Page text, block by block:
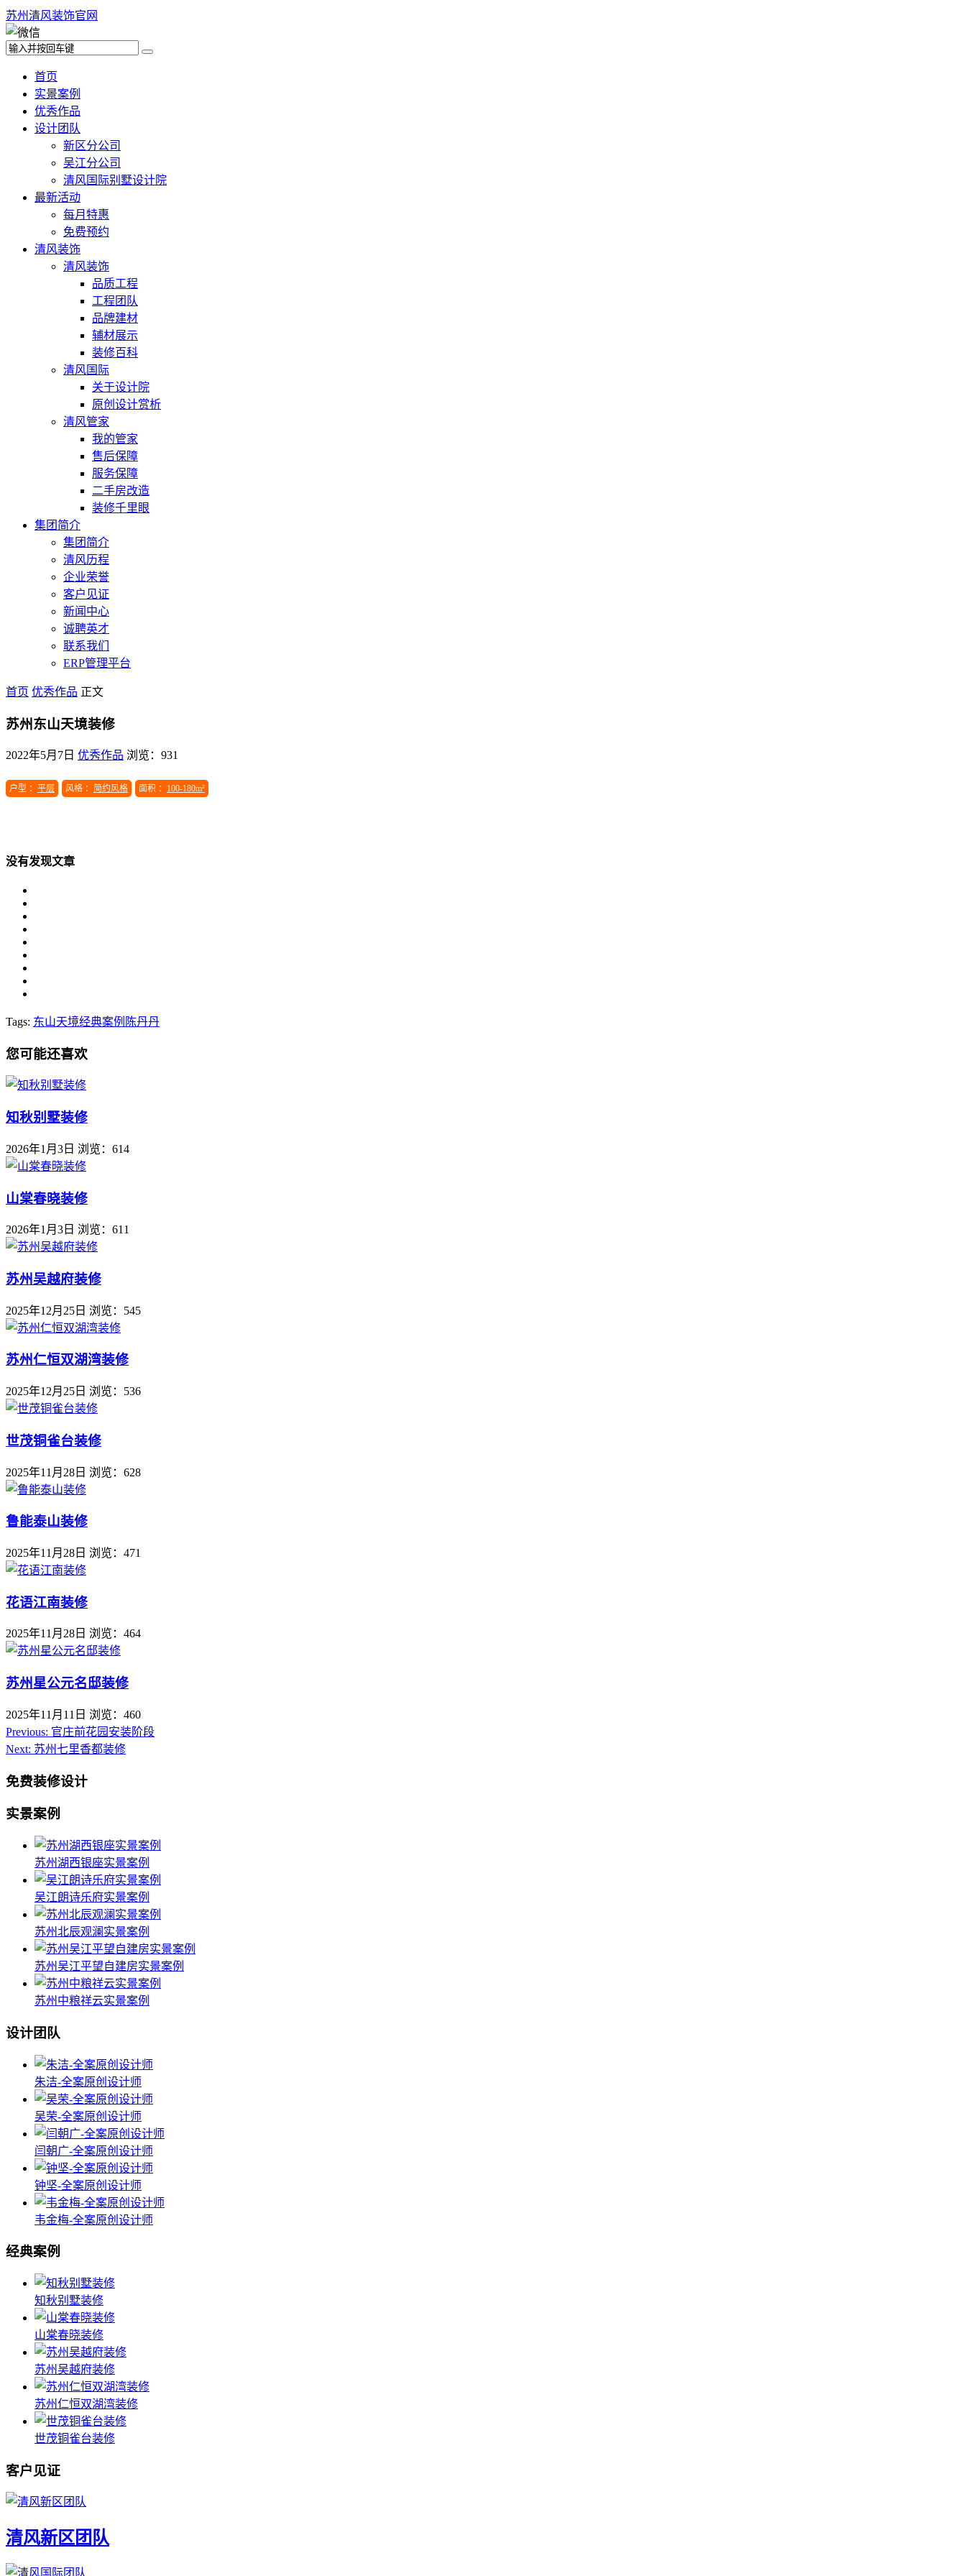
苏州清风装饰官网
首页
实景案例
优秀作品
设计团队
新区分公司
吴江分公司
清风国际别墅设计院
最新活动
每月特惠
免费预约
清风装饰
清风装饰
品质工程
工程团队
品牌建材
辅材展示
装修百科
清风国际
关于设计院
原创设计赏析
清风管家
我的管家
售后保障
服务保障
二手房改造
装修千里眼
集团简介
集团简介
清风历程
企业荣誉
客户见证
新闻中心
诚聘英才
联系我们
ERP管理平台
首页 优秀作品 正文
苏州东山天境装修
2022年5月7日 优秀作品 浏览：931
户型 ： 平层 风格 ： 简约风格 面积 ： 100-180m²
没有发现文章
Tags: 东山天境经典案例 陈丹丹
您可能还喜欢
知秋别墅装修
2026年1月3日 浏览：614
山棠春晓装修
2026年1月3日 浏览：611
苏州吴越府装修
2025年12月25日 浏览：545
苏州仁恒双湖湾装修
2025年12月25日 浏览：536
世茂铜雀台装修
2025年11月28日 浏览：628
鲁能泰山装修
2025年11月28日 浏览：471
花语江南装修
2025年11月28日 浏览：464
苏州星公元名邸装修
2025年11月11日 浏览：460
Previous: 官庄前花园安装阶段
Next: 苏州七里香都装修
免费装修设计
实景案例
苏州湖西银座实景案例
吴江朗诗乐府实景案例
苏州北辰观澜实景案例
苏州吴江平望自建房实景案例
苏州中粮祥云实景案例
设计团队
朱洁-全案原创设计师
吴荣-全案原创设计师
闫朝广-全案原创设计师
钟坚-全案原创设计师
韦金梅-全案原创设计师
经典案例
知秋别墅装修
山棠春晓装修
苏州吴越府装修
苏州仁恒双湖湾装修
世茂铜雀台装修
客户见证
清风新区团队